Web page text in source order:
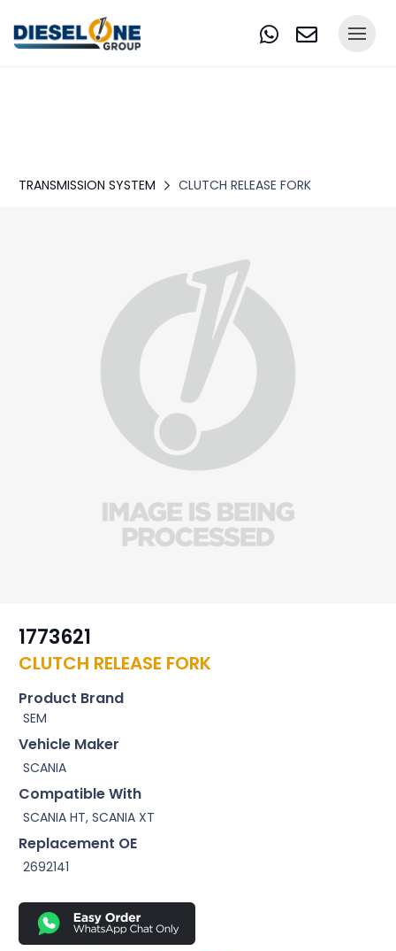
TRANSMISSION SYSTEM CLUTCH RELEASE FORK
1773621
CLUTCH RELEASE FORK
Product Brand
SEM
Vehicle Maker
SCANIA
Compatible With
SCANIA HT, SCANIA XT
Replacement OE
2692141